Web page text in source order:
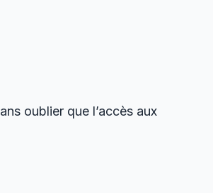
oublier que l’accès aux